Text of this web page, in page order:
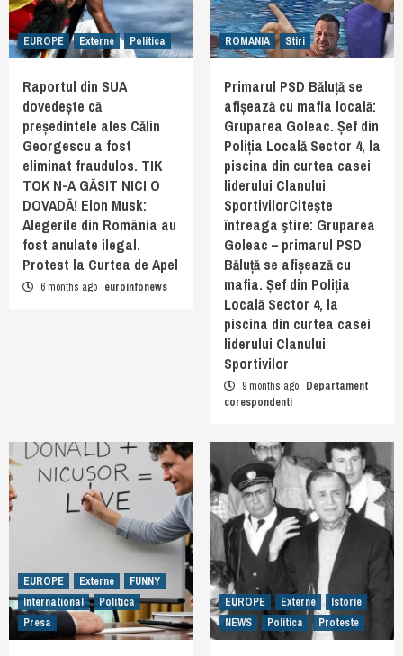
EUROPE Externe Politica
Raportul din SUA
dovedește că
președintele ales Călin
Georgescu a fost
eliminat fraudulos. TIK
TOK N-A GĂSIT NICI O
DOVADĂ! Elon Musk:
Alegerile din România au
fost anulate ilegal.
Protest la Curtea de Apel
6 months ago euroinfonews
ROMANIA Stiri
Primarul PSD Băluță se
afișează cu mafia locală:
Gruparea Goleac. Șef din
Poliția Locală Sector 4, la
piscina din curtea casei
liderului Clanului
SportivilorCiteşte
întreaga ştire: Gruparea
Goleac – primarul PSD
Băluță se afișează cu
mafia. Șef din Poliția
Locală Sector 4, la
piscina din curtea casei
liderului Clanului
Sportivilor
9 months ago Departament
corespondenti
EUROPE Externe
FUNNY
International
Politica
Presa
EUROPE Externe
Istorie
NEWS
Politica Proteste